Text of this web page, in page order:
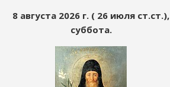
8 августа 2026 г. ( 26 июля ст.ст.),
суббота.